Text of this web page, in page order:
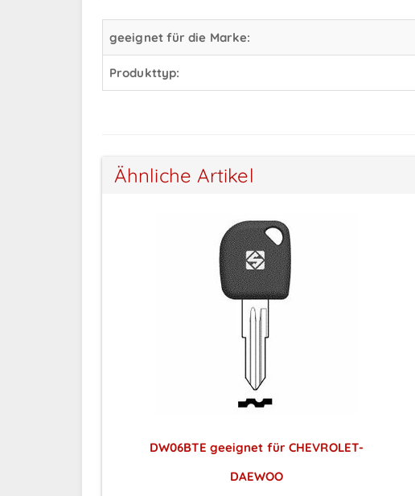
geeignet für die Marke:
Produkttyp:
Ähnliche Artikel
DW06BTE geeignet für CHEVROLET-
DAEWOO